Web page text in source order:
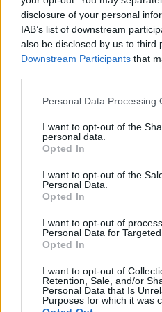
disclosure of your personal
IAB’s list of downstream
also be disclosed by us to third
Downstream Participants that
Personal Data Processing
I want to opt-out of the
personal data.
Opted In
I want to opt-out of the
Personal Data.
Opted In
I want to opt-out of
Personal Data for Targeted
Opted In
I want to opt-out of
Retention, Sale, and/or
Personal Data that Is
Purposes for which it was